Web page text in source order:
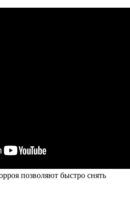
позволяют быстро снять